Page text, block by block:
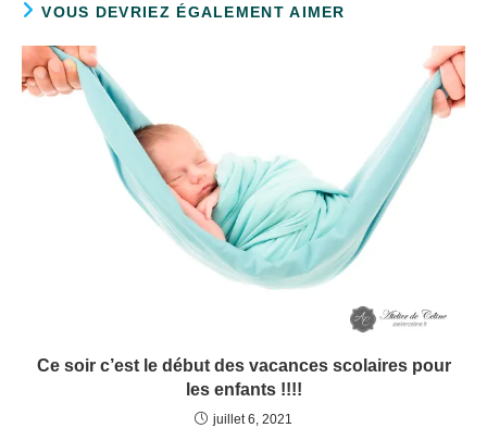
VOUS DEVRIEZ ÉGALEMENT AIMER
Ce soir c’est le début des vacances scolaires pour
les enfants !!!!
juillet 6, 2021